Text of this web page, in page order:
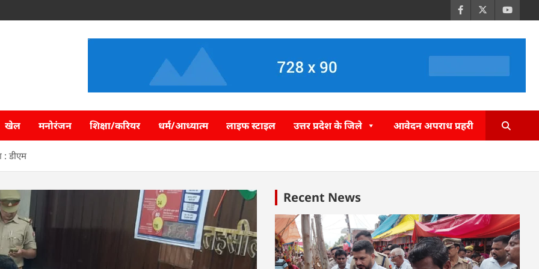
खेल मनोरंजन शिक्षा/करियर धर्म/आध्यात्म लाइफ स्टाइल उत्तर प्रदेश के जिले आवेदन अपराध प्रहरी
: डीएम
Recent News